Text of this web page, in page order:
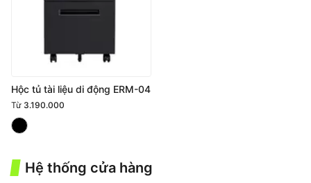
Hộc tủ tài liệu di động ERM-04
Từ 3.190.000
Hệ thống cửa hàng